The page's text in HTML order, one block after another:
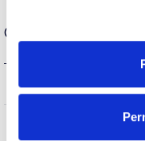
Carcasa y Acabado
Intensidad (A)